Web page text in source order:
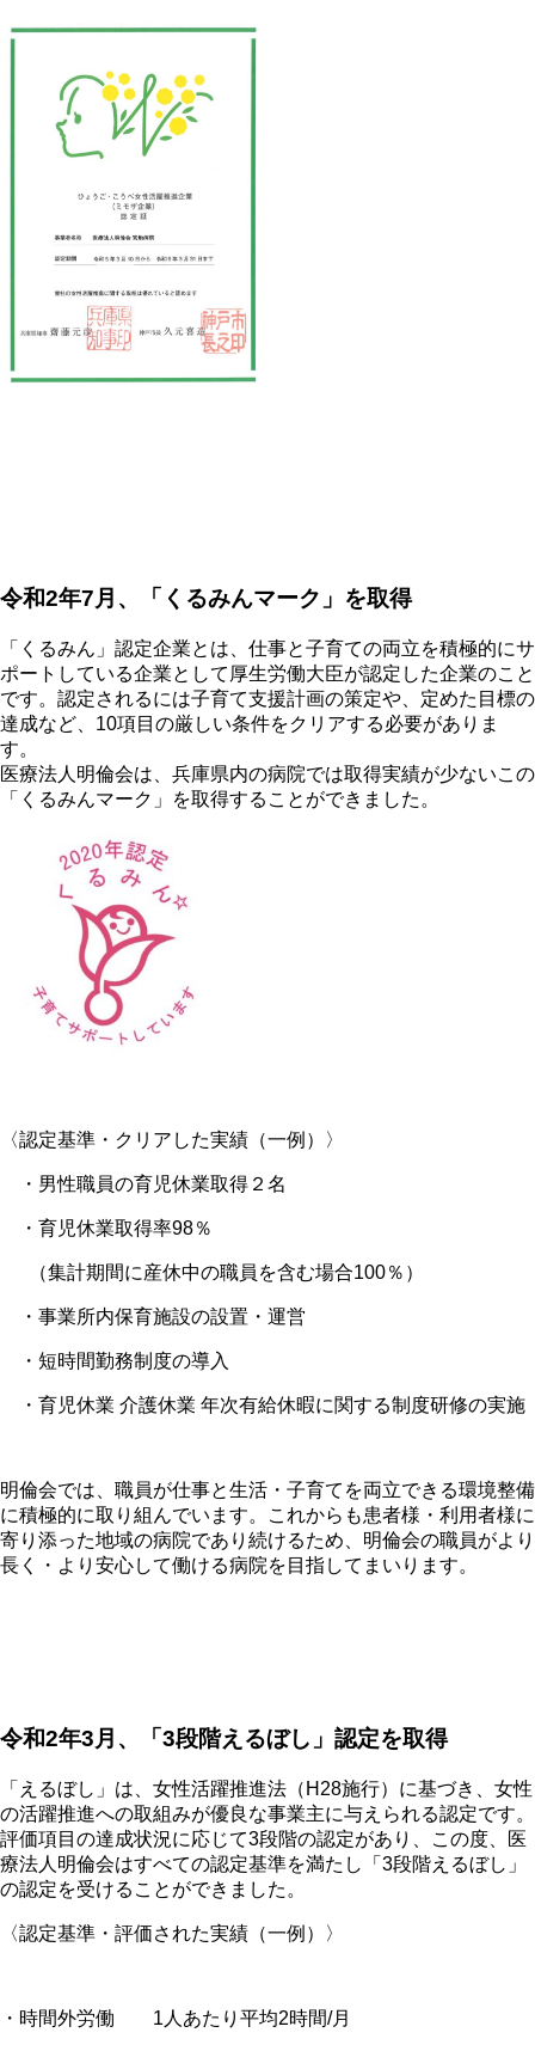
令和2年7月、「くるみんマーク」を取得
「くるみん」認定企業とは、仕事と子育ての両立を積極的にサ
ポートしている企業として厚生労働大臣が認定した企業のこと
です。認定されるには子育て支援計画の策定や、定めた目標の
達成など、10項目の厳しい条件をクリアする必要がありま
す。
医療法人明倫会は、兵庫県内の病院では取得実績が少ないこの
「くるみんマーク」を取得することができました。
〈認定基準・クリアした実績（一例）〉
・男性職員の育児休業取得２名
・育児休業取得率98％
（集計期間に産休中の職員を含む場合100％）
・事業所内保育施設の設置・運営
・短時間勤務制度の導入
・育児休業 介護休業 年次有給休暇に関する制度研修の実施
明倫会では、職員が仕事と生活・子育てを両立できる環境整備
に積極的に取り組んでいます。これからも患者様・利用者様に
寄り添った地域の病院であり続けるため、明倫会の職員がより
長く・より安心して働ける病院を目指してまいります。
令和2年3月、「3段階えるぼし」認定を取得
「えるぼし」は、女性活躍推進法（ H28施行）に基づき、女性
の活躍推進への取組みが優良な事業主に与えられる認定です。
評価項目の達成状況に応じて3段階の認定があり、この度、医
療法人明倫会はすべての認定基準を満たし「 3段階えるぼし」
の認定を受けることができました。
〈認定基準・評価された実績（一例）〉
・時間外労働 1 人あたり平均2時間/月